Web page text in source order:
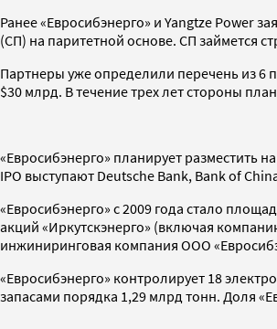
Ранее «Евросибэнерго» и Yangtze Power
(СП) на паритетной основе. СП займется
Партнеры уже определили перечень из 6
$30 млрд. В течение трех лет стороны
«Евросибэнерго» планирует разместить
IPO выступают Deutsche Bank, Bank of
«Евросибэнерго» с 2009 года стало
акций «Иркутскэнерго» (включая
инжиниринговая компания ООО
«Евросибэнерго» контролирует 18
запасами порядка 1,29 млрд тонн. Доля